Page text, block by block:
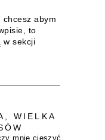
abym
to
w sekcji
WIELKA
mnie cieszyć